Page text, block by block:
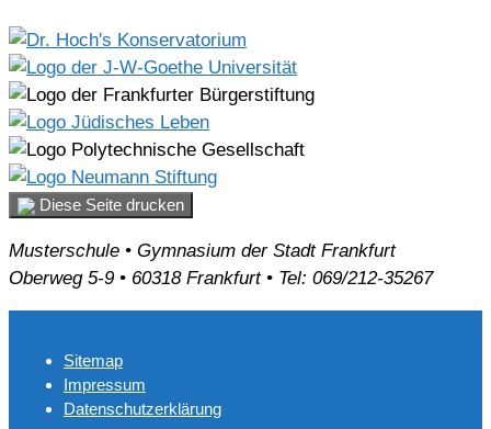
Diese Seite drucken
Musterschule • Gymnasium der Stadt Frankfurt
Oberweg 5-9 • 60318 Frankfurt • Tel: 069/212-35267
Sitemap
Impressum
Datenschutzerklärung